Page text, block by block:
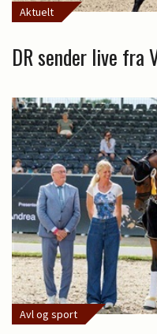
Aktuelt
DR sender live fra
Avl og sport